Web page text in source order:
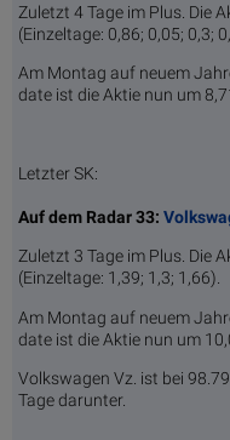
Zuletzt 4 Tage im Plus. Die
(Einzeltage: 0,86; 0,05; 0,3;
Am Montag auf neuem
date ist die Aktie nun um
Letzter SK:
Auf dem Radar 33:
Zuletzt 3 Tage im Plus. Die
(Einzeltage: 1,39; 1,3; 1,66).
Am Montag auf neuem
date ist die Aktie nun um
Volkswagen Vz. ist bei
Tage darunter.